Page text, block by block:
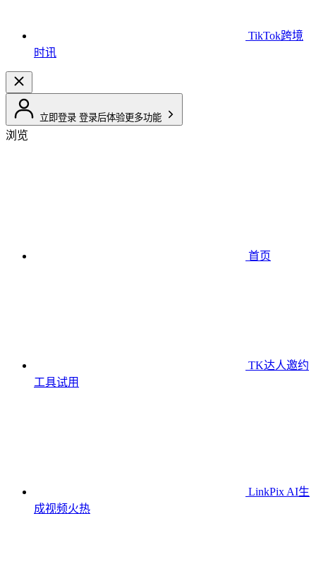
TikTok跨境
时讯
立即登录 登录后体验更多功能
浏览
首页
TK达人邀约
工具试用
LinkPix AI生
成视频火热